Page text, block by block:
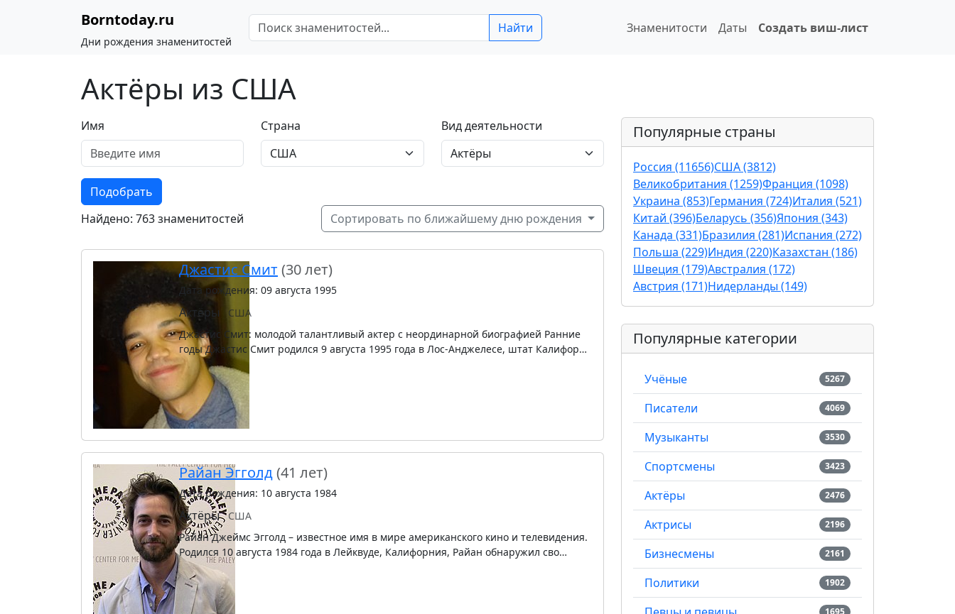
Borntoday.ru
Дни рождения знаменитостей
Найти Знаменитости Даты Создать виш-лист
Актёры из США
Имя Страна Вид деятельности
Подобрать
Найдено: 763 знаменитостей
Сортировать по ближайшему дню рождения
Джастис Смит (30 лет)
Дата рождения: 09 августа 1995
Актёры
США
Джастис Смит: молодой талантливый актер с неординарной биографией Ранние
годы Джастис Смит родился 9 августа 1995 года в Лос-Анджелесе, штат Калифор…
Райан Эгголд(41 лет)
Дата рождения: 10 августа 1984
Актёры
США
Райан Джеймс Эгголд – известное имя в мире американского кино и телевидения.
Родился 10 августа 1984 года в Лейквуде, Калифорния, Райан обнаружил сво…
Популярные страны
Россия (11656)США (3812)
Великобритания (1259)Франция (1098)
Украина (853)Германия (724)Италия (521)
Китай (396)Беларусь (356)Япония (343)
Канада (331)Бразилия (281)Испания (272)
Польша (229)Индия (220)Казахстан (186)
Швеция (179)Австралия (172)
Австрия (171)Нидерланды (149)
Популярные категории
Учёные 5267
Писатели 4069
Музыканты 3530
Спортсмены 3423
Актёры 2476
Актрисы 2196
Бизнесмены 2161
Политики 1902
1695